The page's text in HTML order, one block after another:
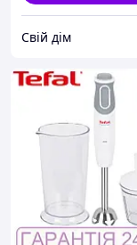
Свій дім